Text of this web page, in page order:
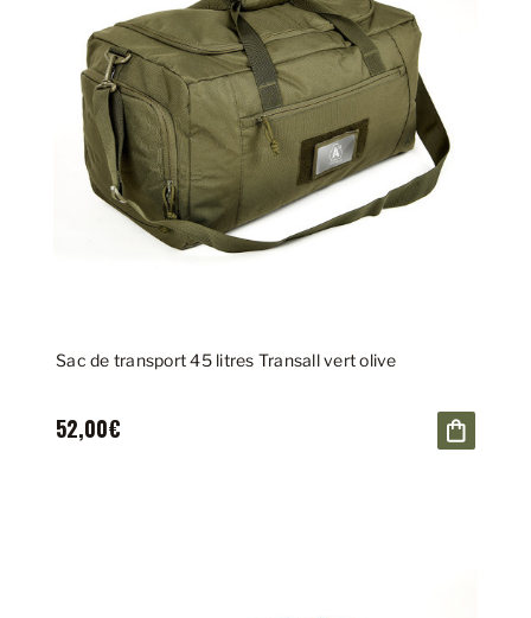
Sac de transport 45 litres Transall vert olive
52,00€